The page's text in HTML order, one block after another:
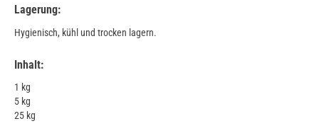
Lagerung:
Hygienisch, kühl und trocken lagern.
Inhalt:
1 kg
5 kg
25 kg